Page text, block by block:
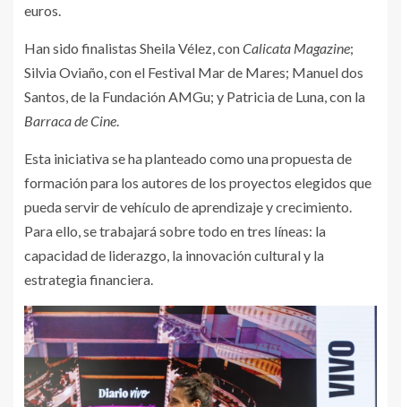
euros.
Han sido finalistas Sheila Vélez, conCalicata Magazine;
Silvia Oviaño, con el Festival Mar de Mares; Manuel dos
Santos, de la Fundación AMGu; y Patricia de Luna, con la
Barraca de Cine.
Esta iniciativa se ha planteado como una propuesta de
formación para los autores de los proyectos elegidos que
pueda servir de vehículo de aprendizaje y crecimiento.
Para ello, se trabajará sobre todo en tres líneas: la
capacidad de liderazgo, la innovación cultural y la
estrategia financiera.